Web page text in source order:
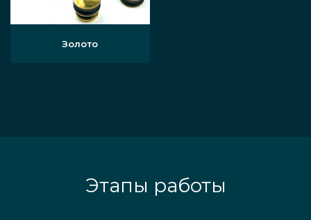
Золото
Этапы работы